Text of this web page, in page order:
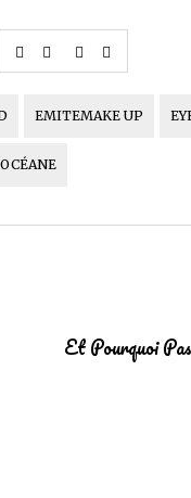
EMITEMAKE UP
OCÉANE
Et Pourquoi